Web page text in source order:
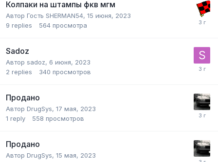
Колпаки на штампы фкв мгм
Автор Гость SHERMAN54, 15 июня, 2023
9 replies 564 просмотра
Sadoz
Автор sadoz, 6 июня, 2023
2 replies 340 просмотров
Продано
Автор DrugSys, 17 мая, 2023
1 reply 558 просмотров
Продано
Автор DrugSys, 15 мая, 2023